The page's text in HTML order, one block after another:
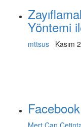
Yöntemi
mttsus Kasım